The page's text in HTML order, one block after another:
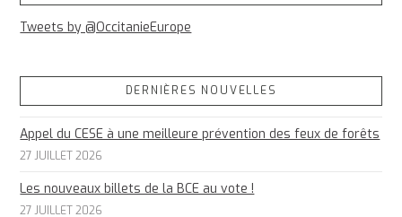
Tweets by @OccitanieEurope
DERNIÈRES NOUVELLES
Appel du CESE à une meilleure prévention des feux de forêts
27 JUILLET 2026
Les nouveaux billets de la BCE au vote !
27 JUILLET 2026